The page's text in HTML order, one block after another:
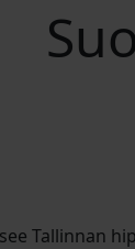
Tallinnan